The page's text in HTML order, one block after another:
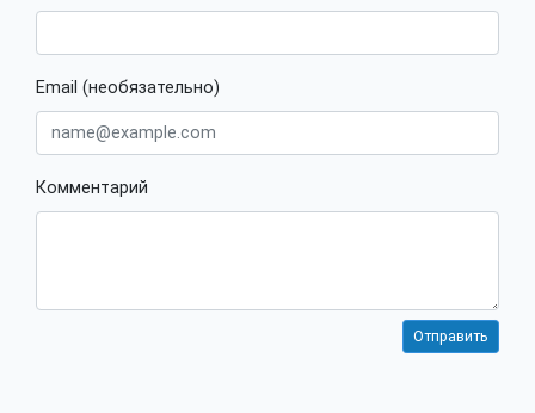
Email (необязательно)
Комментарий